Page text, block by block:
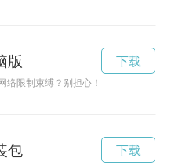
版
络限制束缚？别担心！现在有佛跳加
下载
包 下载